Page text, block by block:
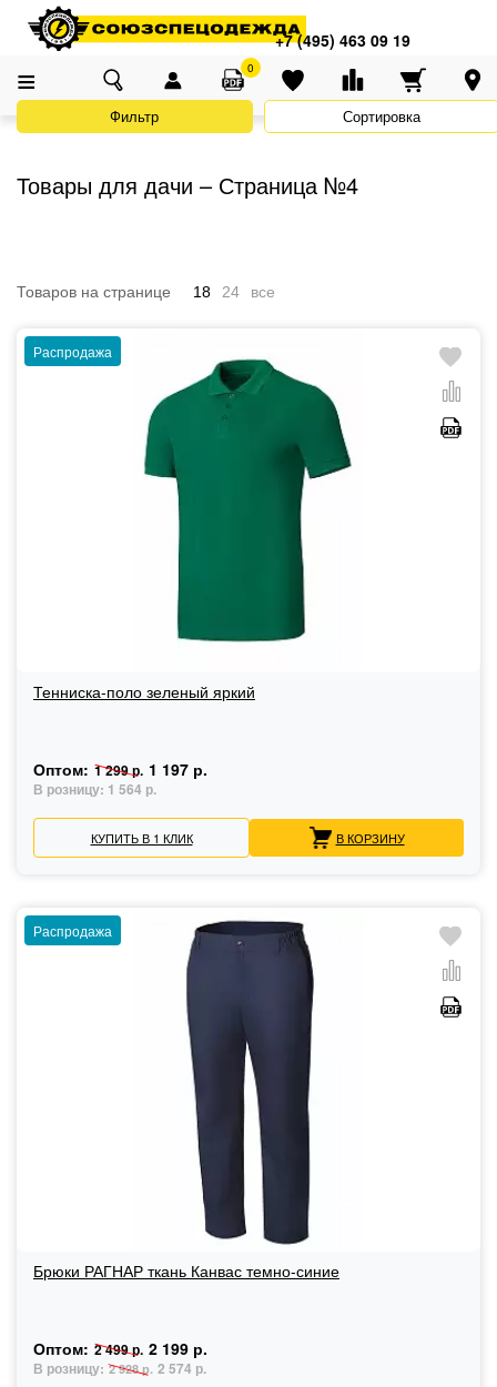
Адреса магазинов
+7 (495) 463 09 19
+7 (495) 463 09 19
0
Главная Каталог Акции Товары для дачи
Товары для дачи – Страница №4
Фильтр Сортировка
Товаров на странице 18 24 все
Распродажа
Тенниска-поло зеленый яркий
Оптом: 1 299 р. 1 197 р.
В розницу: 1 564 р.
КУПИТЬ В 1 КЛИК В КОРЗИНУ
Распродажа
Брюки РАГНАР ткань Канвас темно-синие
Оптом: 2 499 р. 2 199 р.
В розницу: 2 928 р. 2 574 р.